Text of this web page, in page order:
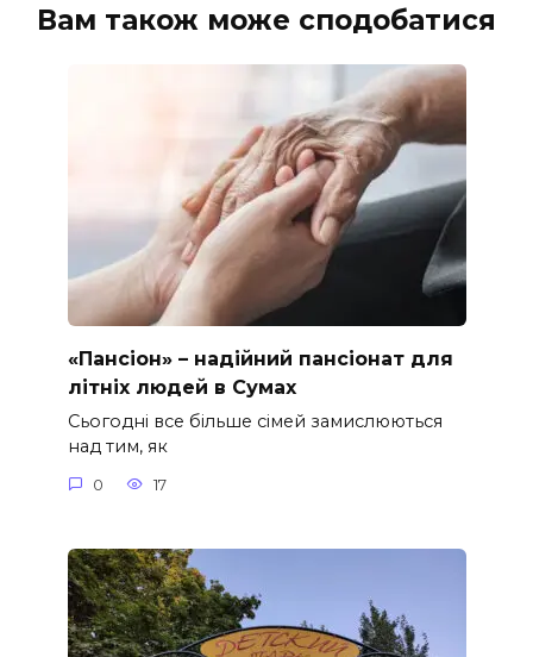
Вам також може сподобатися
«Пансіон» – надійний пансіонат для
літніх людей в Сумах
Сьогодні все більше сімей замислюються
над тим, як
0 17